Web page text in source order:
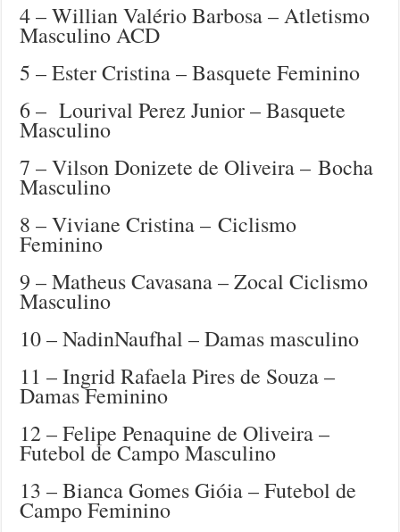
4 – Willian Valério Barbosa – Atletismo
Masculino ACD
5 – Ester Cristina – Basquete Feminino
6 – Lourival Perez Junior – Basquete
Masculino
7 – Vilson Donizete de Oliveira – Bocha
Masculino
8 – Viviane Cristina – Ciclismo
Feminino
9 – Matheus Cavasana – Zocal Ciclismo
Masculino
10 – NadinNaufhal – Damas masculino
11 – Ingrid Rafaela Pires de Souza –
Damas Feminino
12 – Felipe Penaquine de Oliveira –
Futebol de Campo Masculino
13 – Bianca Gomes Gióia – Futebol de
Campo Feminino